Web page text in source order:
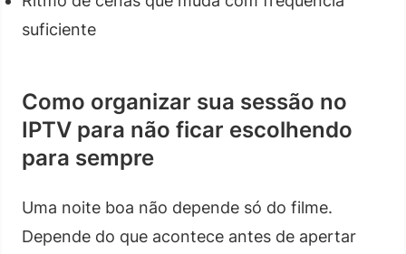
suficiente
Como organizar sua sessão no
IPTV para não ficar escolhendo
para sempre
Uma noite boa não depende só do filme.
Depende do que acontece antes de apertar